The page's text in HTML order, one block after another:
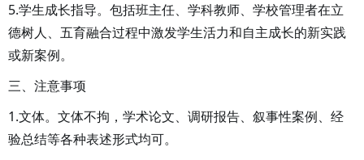
5.学生成长指导。包括班主任、学科教师、学校管理者在立
德树人、五育融合过程中激发学生活力和自主成长的新实践
或新案例。
三、注意事项
1.文体。文体不拘，学术论文、调研报告、叙事性案例、经
验总结等各种表述形式均可。